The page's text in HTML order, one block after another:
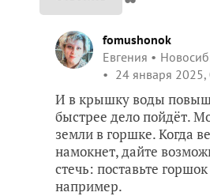
fomushonok
Евгения
24 января 2025,
И в крышку воды
быстрее дело пойдёт.
земли в горшке. Когда
намокнет, дайте
стечь: поставьте
например.